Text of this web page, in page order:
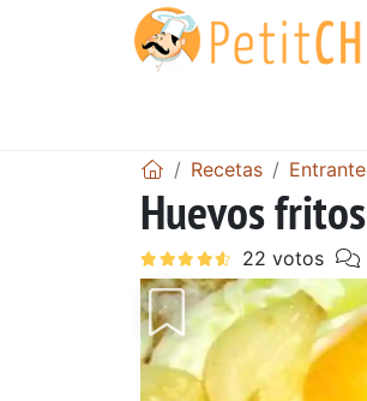
Recetas Entrante
Huevos